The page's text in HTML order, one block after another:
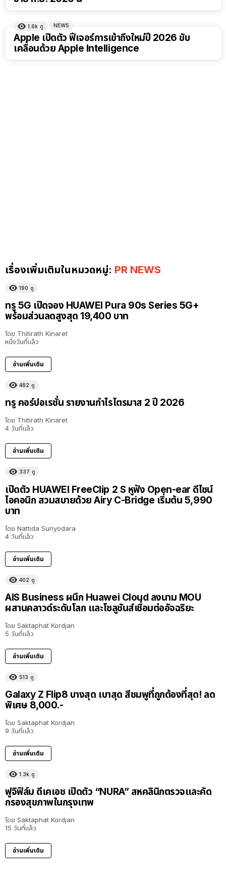
1.6k ดู NEWS
Apple เปิดตัว ฟีเจอร์การเข้าถึงใหม่ปี 2026 ขับ
เคลื่อนด้วย Apple Intelligence
เรื่องเพิ่มเติมในหมวดหมู่: PR NEWS
190 ดู
ทรู 5G เปิดจอง HUAWEI Pura 90s Series 5G+
พร้อมส่วนลดสูงสุด 19,400 บาท
โดย Thitirath Kinaret
หนึ่งวันที่แล้ว
อ่านเพิ่มเติม
482 ดู
ทรู คอร์ปอเรชั่น รายงานกำไรไตรมาส 2 ปี 2026
โดย Thitirath Kinaret
4 วันที่แล้ว
อ่านเพิ่มเติม
337 ดู
เปิดตัว HUAWEI FreeClip 2 S หูฟัง Open-ear ดีไซน์
ไอคอนิก สวมสบายด้วย Airy C-Bridge เริ่มต้น 5,990
บาท
โดย Nattida Suriyodara
4 วันที่แล้ว
อ่านเพิ่มเติม
402 ดู
AIS Business ผนึก Huawei Cloud ลงนาม MOU
ผสานคลาวด์ระดับโลก และโซลูชันส์เชื่อมต่ออัจฉริยะ
โดย Saktaphat Kordjan
5 วันที่แล้ว
อ่านเพิ่มเติม
513 ดู
Galaxy Z Flip8 บางสุด เบาสุด สีชมพูที่ถูกต้องที่สุด! ลด
พิเศษ 8,000.-
โดย Saktaphat Kordjan
9 วันที่แล้ว
อ่านเพิ่มเติม
1.3k ดู
ฟูจิฟิล์ม ดีเคเอช เปิดตัว “NURA” สหคลินิกตรวจและคัด
กรองสุขภาพในกรุงเทพ
โดย Saktaphat Kordjan
15 วันที่แล้ว
อ่านเพิ่มเติม